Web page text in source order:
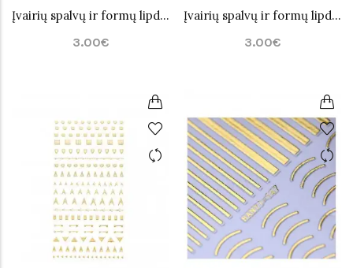
Įvairių spalvų ir formų lipdukai nagų dailei Nr.1
3.00€
Įvairių spalvų ir formų lipdukai nagų dailei Nr.2
3.00€